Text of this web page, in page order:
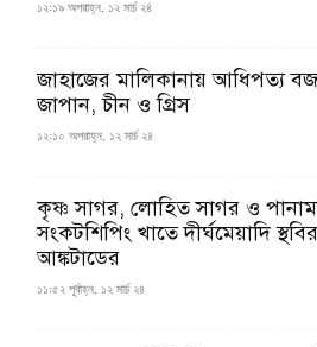
১২:১৯ অপরাহ্ন, ১২ মার্চ ২৪
জাহাজের মালিকানায় আধিপত্য
জাপান, চীন ও গ্রিস
১২:১০ অপরাহ্ন, ১২ মার্চ ২৪
কৃষ্ণ সাগর, লোহিত সাগর ও
সংকটশিপিং খাতে দীর্ঘমেয়াদি
আঙ্কটাডের
১১:৫২ পূর্বাহ্ন, ১২ মার্চ ২৪